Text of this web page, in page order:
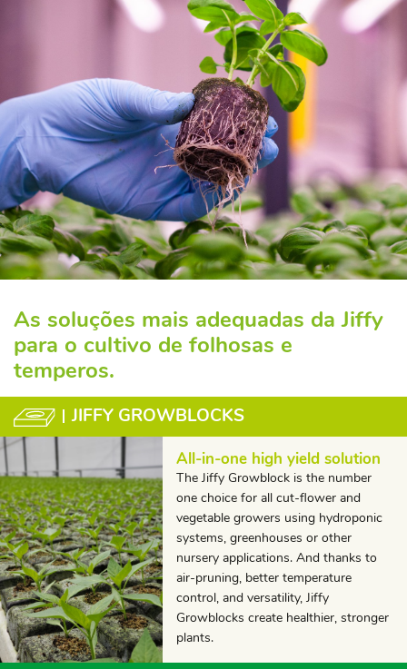
As soluções mais adequadas da Jiffy
para o cultivo de folhosas e
temperos.
JIFFY GROWBLOCKS
All-in-one high yield solution
The Jiffy Growblock is the number
one choice for all cut-flower and
vegetable growers using hydroponic
systems, greenhouses or other
nursery applications. And thanks to
air-pruning, better temperature
control, and versatility, Jiffy
Growblocks create healthier, stronger
plants.